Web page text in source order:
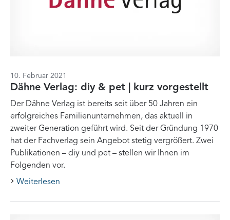
10. Februar 2021
Dähne Verlag: diy & pet | kurz vorgestellt
Der Dähne Verlag ist bereits seit über 50 Jahren ein
erfolgreiches Familienunternehmen, das aktuell in
zweiter Generation geführt wird. Seit der Gründung 1970
hat der Fachverlag sein Angebot stetig vergrößert. Zwei
Publikationen – diy und pet – stellen wir Ihnen im
Folgenden vor.
Weiterlesen